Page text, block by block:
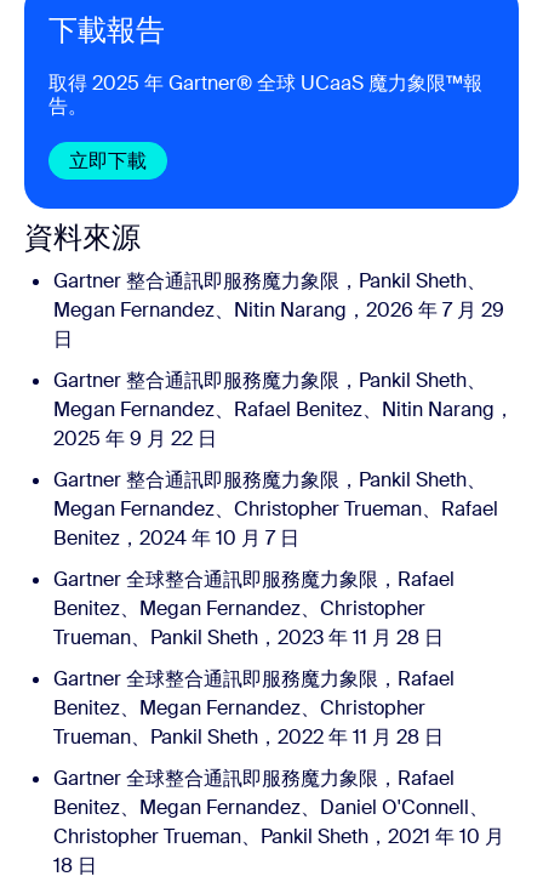
下載報告
取得2025 年 Gartner® 全球 UCaaS 魔力象限™報
告。
立即下載
資料來源
Gartner 整合通訊即服務魔力象限，Pankil Sheth、
Megan Fernandez、Nitin Narang，2026 年 7 月 29
日
Gartner 整合通訊即服務魔力象限，Pankil Sheth、
Megan Fernandez、Rafael Benitez、Nitin Narang，
2025 年 9 月 22 日
Gartner 整合通訊即服務魔力象限，Pankil Sheth、
Megan Fernandez、Christopher Trueman、Rafael
Benitez，2024 年 10 月 7 日
Gartner 全球整合通訊即服務魔力象限，Rafael
Benitez、Megan Fernandez、Christopher
Trueman、Pankil Sheth，2023 年 11 月 28 日
Gartner 全球整合通訊即服務魔力象限，Rafael
Benitez、Megan Fernandez、Christopher
Trueman、Pankil Sheth，2022 年 11 月 28 日
Gartner 全球整合通訊即服務魔力象限，Rafael
Benitez、Megan Fernandez、Daniel O'Connell、
Christopher Trueman、Pankil Sheth，2021 年 10 月
18 日